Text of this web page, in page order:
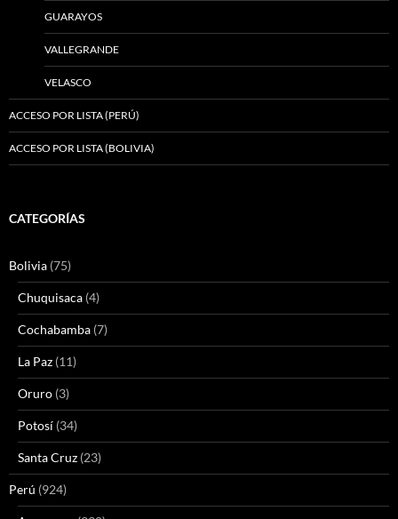
GUARAYOS
VALLEGRANDE
VELASCO
ACCESO POR LISTA (PERÚ)
ACCESO POR LISTA (BOLIVIA)
CATEGORÍAS
Bolivia (75)
Chuquisaca (4)
Cochabamba (7)
La Paz (11)
Oruro (3)
Potosí (34)
Santa Cruz (23)
Perú (924)